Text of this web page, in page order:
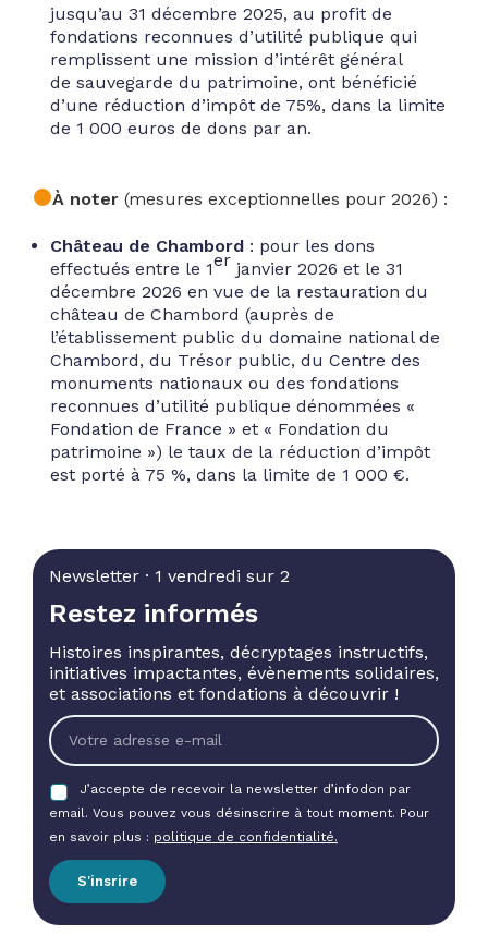
jusqu’au 31 décembre 2025, au profit de
fondations reconnues d’utilité publique qui
remplissent une mission d’intérêt général
de sauvegarde du patrimoine, ont bénéficié
d’une réduction d’impôt de 75%, dans la limite
de 1 000 euros de dons par an.
À noter(mesures exceptionnelles pour 2026) :
Château de Chambord : pour les dons
effectués entre le 1er janvier 2026 et le 31
décembre 2026 en vue de la restauration du
château de Chambord (auprès de
l’établissement public du domaine national de
Chambord, du Trésor public, du Centre des
monuments nationaux ou des fondations
reconnues d’utilité publique dénommées «
Fondation de France » et « Fondation du
patrimoine ») le taux de la réduction d’impôt
est porté à 75 %, dans la limite de 1 000 €.
Newsletter · 1 vendredi sur 2
Restez informés
Histoires inspirantes, décryptages instructifs,
initiatives impactantes, évènements solidaires,
et associations et fondations à découvrir !
J’accepte de recevoir la newsletter d’infodon par
email. Vous pouvez vous désinscrire à tout moment. Pour
en savoir plus : politique de confidentialité.
S'insrire